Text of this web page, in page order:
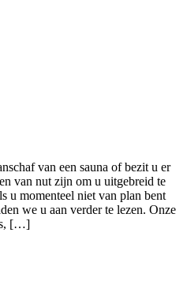
van een sauna of bezit u er
van nut zijn om u uitgebreid te
u momenteel niet van plan bent
we u aan verder te lezen. Onze
[…]